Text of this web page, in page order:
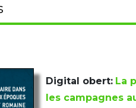
Digital obert: La
les campagnes